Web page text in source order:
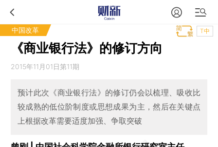
中国改革 T中
《商业银行法》的修订方向
2015年11月01日第11期
预计此次《商业银行法》的修订仍会以梳理、吸收比
较成熟的低位阶制度或思想成果为主，然后在关键点
上根据改革需要适度加强、争取突破